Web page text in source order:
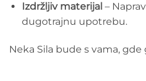
Izdržljiv materijal –
dugotrajnu upotrebu.
Neka Sila bude s vama,